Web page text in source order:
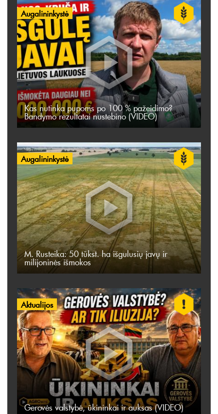
Augalininkystė
Kas nutinka pupoms po 100 % pažeidimo?
Bandymo rezultatai nustebino (VIDEO)
Augalininkystė
M. Rusteika: 50 tūkst. ha išgulusių javų ir
milijoninės išmokos
Aktualijos
Gerovės valstybė, ūkininkai ir auksas (VIDEO)